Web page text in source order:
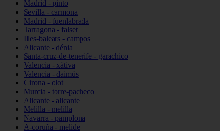
Madrid - pinto
Sevilla - carmona
Madrid - fuenlabrada
Tarragona - falset
Illes-balears - campos
Alicante - dénia
Santa-cruz-de-tenerife - garachico
Valencia - xàtiva
Valencia - daimús
Girona - olot
Murcia - torre-pacheco
Alicante - alicante
Melilla - melilla
Navarra - pamplona
A-coruña - melide